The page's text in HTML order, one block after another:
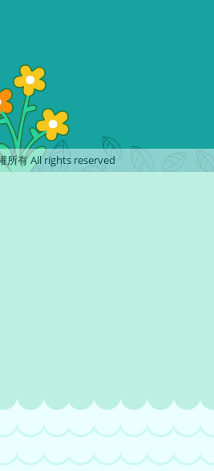
所有 All rights reserved